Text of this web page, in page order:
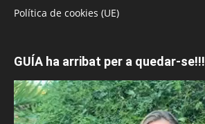
Política de cookies (UE)
GUÍA ha arribat per a quedar-se!!!
Reproductor
de
vídeo